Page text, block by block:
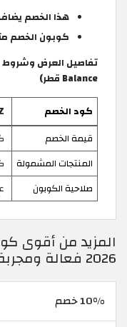
هذا الخصم
كوبون الخصم
Balance قطر)
كود الخصم
قيمة الخصم
المنتجات المشمولة
صلاحية الكوبون
المزيد من أقوى
2026 فعالة ومجربة بقيمة 10%
10% خصم